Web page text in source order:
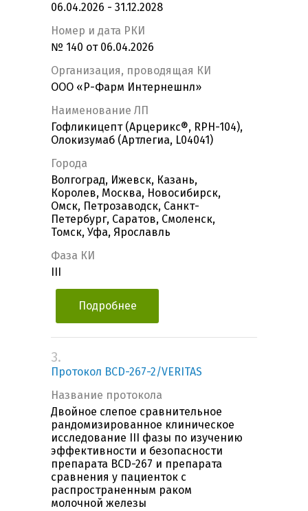
06.04.2026 - 31.12.2028
Номер и дата РКИ
№ 140 от 06.04.2026
Организация, проводящая КИ
ООО «Р-Фарм Интернешнл»
Наименование ЛП
Гофликицепт (Арцерикс®, RPH-104),
Олокизумаб (Артлегиа, L04041)
Города
Волгоград, Ижевск, Казань,
Королев, Москва, Новосибирск,
Омск, Петрозаводск, Санкт-
Петербург, Саратов, Смоленск,
Томск, Уфа, Ярославль
Фаза КИ
Подробнее
3.
Протокол BCD-267-2/VERITAS
Название протокола
Двойное слепое сравнительное
рандомизированное клиническое
исследование III фазы по изучению
эффективности и безопасности
препарата BCD-267 и препарата
сравнения у пациенток с
распространенным раком
молочной железы